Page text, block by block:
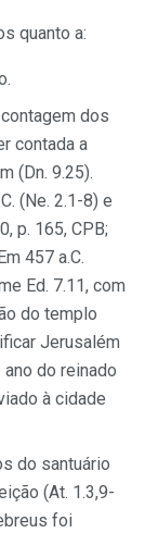
quanto a:
dos
contada a
(Dn. 9.25).
(Ne. 2.1-8) e
p. 165, CPB;
457 a.C.
Ed. 7.11, com
do templo
Jerusalém
do reinado
à cidade
do santuário
(At. 1.3,9-
foi